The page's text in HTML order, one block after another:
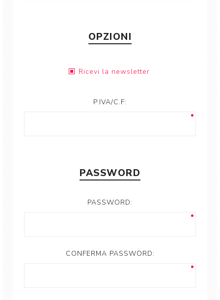
OPZIONI
Ricevi la newsletter
P.IVA/C.F:
PASSWORD
PASSWORD:
CONFERMA PASSWORD: